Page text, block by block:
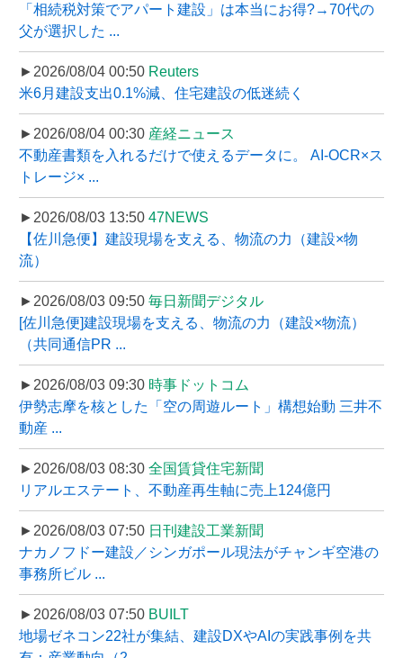
「相続税対策でアパート建設」は本当にお得?→70代の
父が選択した ...
►2026/08/04 00:50 Reuters
米6月建設支出0.1%減、住宅建設の低迷続く
►2026/08/04 00:30 産経ニュース
不動産書類を入れるだけで使えるデータに。 AI-OCR×ス
トレージ× ...
►2026/08/03 13:50 47NEWS
【佐川急便】建設現場を支える、物流の力（建設×物
流）
►2026/08/03 09:50 毎日新聞デジタル
[佐川急便]建設現場を支える、物流の力（建設×物流）
（共同通信PR ...
►2026/08/03 09:30 時事ドットコム
伊勢志摩を核とした「空の周遊ルート」構想始動 三井不
動産 ...
►2026/08/03 08:30 全国賃貸住宅新聞
リアルエステート、不動産再生軸に売上124億円
►2026/08/03 07:50 日刊建設工業新聞
ナカノフドー建設／シンガポール現法がチャンギ空港の
事務所ビル ...
►2026/08/03 07:50 BUILT
地場ゼネコン22社が集結、建設DXやAIの実践事例を共